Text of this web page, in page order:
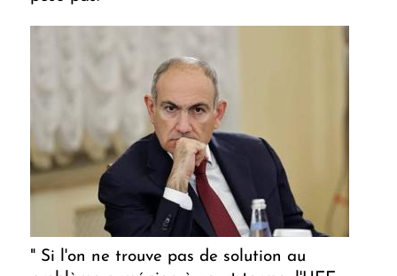
" Si l'on ne trouve pas de solution au